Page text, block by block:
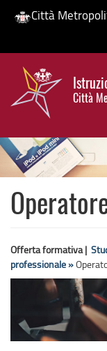
Salta
contenuto
principale
Città
Città
HP banner
Offerta formativa |
professionale »